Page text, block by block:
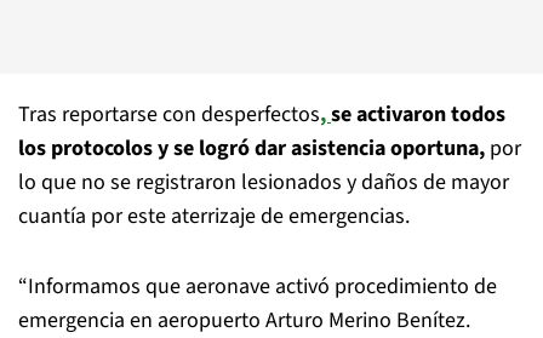
Tras reportarse con desperfectos,se activaron todos
los protocolos y se logró dar asistencia oportuna, por
lo que no se registraron lesionados y daños de mayor
cuantía por este aterrizaje de emergencias.
“Informamos que aeronave activó procedimiento de
emergencia en aeropuerto Arturo Merino Benítez.